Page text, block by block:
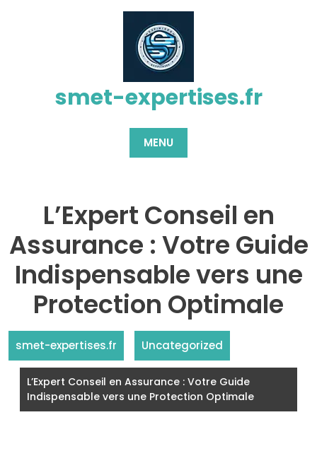
smet-expertises.fr
MENU
L’Expert Conseil en
Assurance : Votre Guide
Indispensable vers une
Protection Optimale
smet-expertises.fr Uncategorized
L’Expert Conseil en Assurance : Votre Guide
Indispensable vers une Protection Optimale